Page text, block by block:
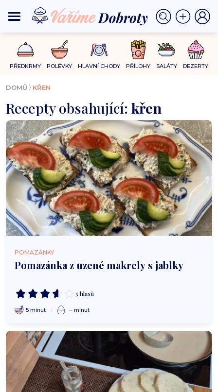
PŘEDKRMY POLÉVKY HLAVNÍ CHODY PŘÍLOHY SALÁTY DEZERTY
DOMŮ ⟩ KŘEN
Recepty obsahující: křen
POMAZÁNKY
Pomazánka z uzené makrely s jablky
5 hlasů
5 minut -- minut